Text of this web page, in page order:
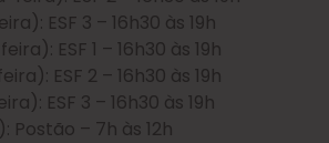
ESF 3 – 16h30 às 19h
ESF 1 – 16h30 às 19h
ESF 2 – 16h30 às 19h
ESF 3 – 16h30 às 19h
Postão – 7h às 12h